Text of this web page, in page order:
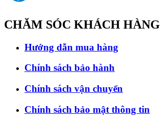
CHĂM SÓC KHÁCH HÀNG
Hướng dẫn mua hàng
Chính sách bảo hành
Chính sách vận chuyển
Chính sách bảo mật thông tin